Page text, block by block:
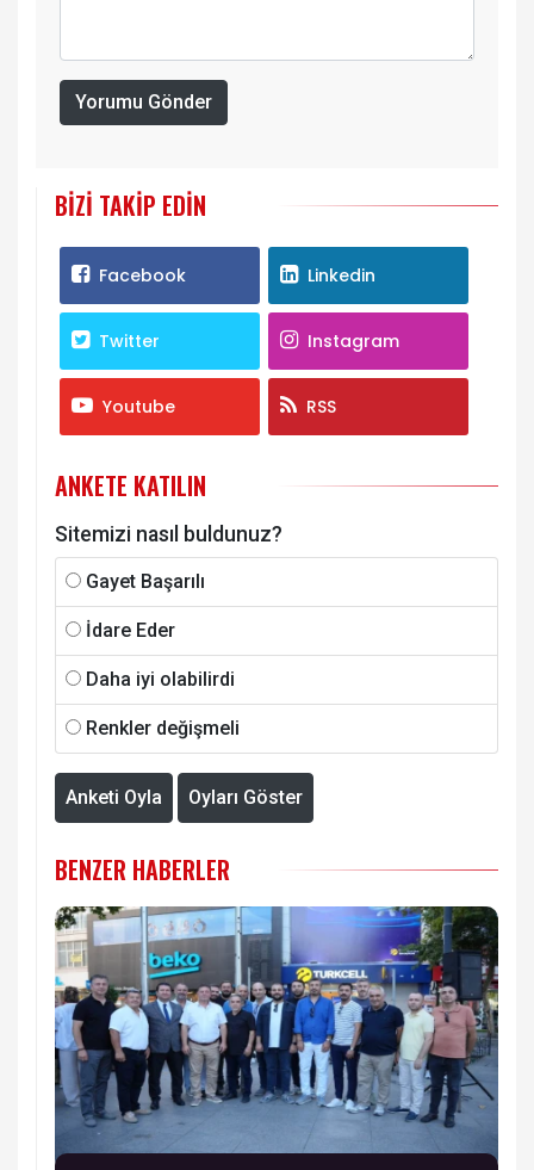
Yorumu Gönder
BIZI TAKIP EDIN
Facebook Linkedin
Twitter Instagram
Youtube RSS
ANKETE KATILIN
Sitemizi nasıl buldunuz?
Gayet Başarılı
İdare Eder
Daha iyi olabilirdi
Renkler değişmeli
Anketi Oyla Oyları Göster
BENZER HABERLER